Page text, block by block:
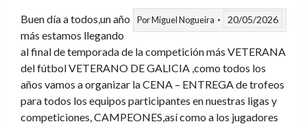
PorMiguel Nogueira 20/05/2026
Buen día a todos,un año
más estamos llegando
al final de temporada de la competición más VETERANA
del fútbol VETERANO DE GALICIA ,como todos los
años vamos a organizar la CENA – ENTREGA de trofeos
para todos los equipos participantes en nuestras ligas y
competiciones, CAMPEONES,así como a los jugadores